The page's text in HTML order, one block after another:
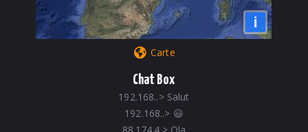
i
Carte
Chat Box
192.168..> Salut
192.168..> 😃
88.174.4.> Ola